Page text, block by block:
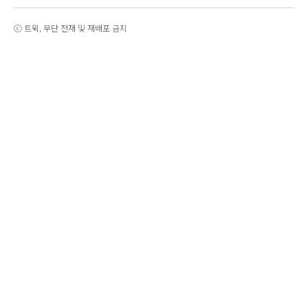
ⓒ 트윅, 무단 전재 및 재배포 금지